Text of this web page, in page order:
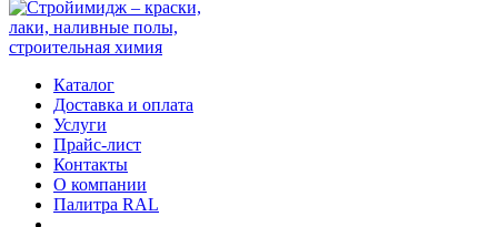
Каталог
Доставка и оплата
Услуги
Прайс-лист
Контакты
О компании
Палитра RAL